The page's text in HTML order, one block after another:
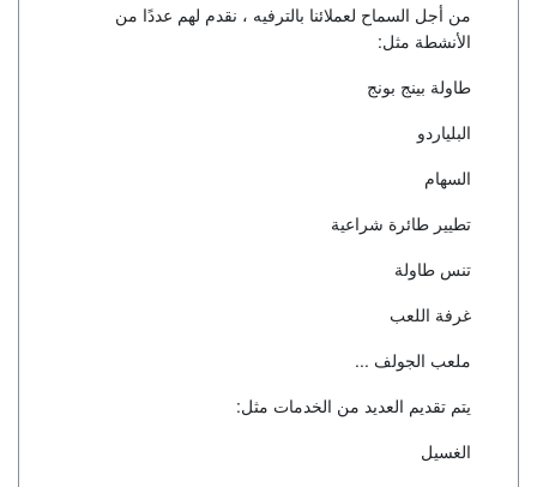
من أجل السماح لعملائنا بالترفيه ، نقدم لهم عددًا من
الأنشطة مثل:
طاولة بينج بونج
البلياردو
السهام
تطيير طائرة شراعية
تنس طاولة
غرفة اللعب
ملعب الجولف ...
يتم تقديم العديد من الخدمات مثل:
الغسيل